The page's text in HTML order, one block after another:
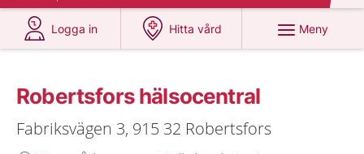
Logga in
på 1177.se
Hitta vård
på 1177.se
Meny
Robertsfors hälsocentral
Fabriksvägen 3, 915 32 Robertsfors